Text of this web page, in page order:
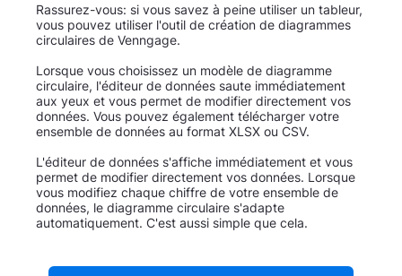
Rassurez-vous: si vous savez à peine utiliser un tableur,
vous pouvez utiliser l'outil de création de diagrammes
circulaires de Venngage.
Lorsque vous choisissez un modèle de diagramme
circulaire, l'éditeur de données saute immédiatement
aux yeux et vous permet de modifier directement vos
données. Vous pouvez également télécharger votre
ensemble de données au format XLSX ou CSV.
L'éditeur de données s'affiche immédiatement et vous
permet de modifier directement vos données. Lorsque
vous modifiez chaque chiffre de votre ensemble de
données, le diagramme circulaire s'adapte
automatiquement. C'est aussi simple que cela.